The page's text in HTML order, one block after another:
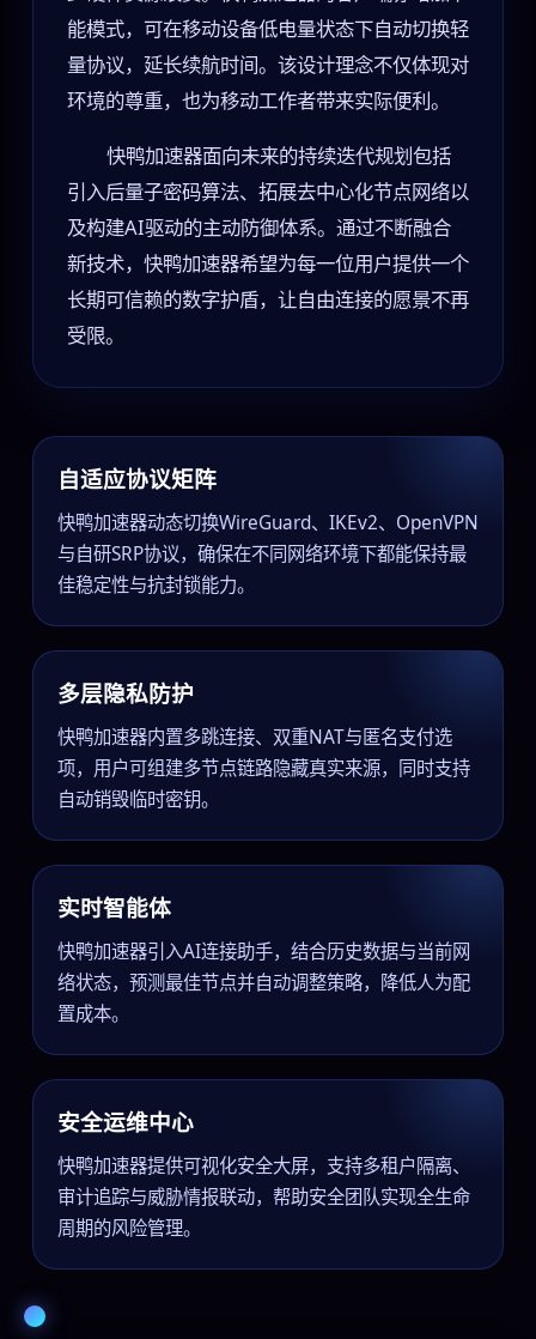
能模式，可在移动设备低电量状态下自动切换轻
量协议，延长续航时间。该设计理念不仅体现对
环境的尊重，也为移动工作者带来实际便利。
快鸭加速器面向未来的持续迭代规划包括
引入后量子密码算法、拓展去中心化节点网络以
及构建AI驱动的主动防御体系。通过不断融合
新技术，快鸭加速器希望为每一位用户提供一个
长期可信赖的数字护盾，让自由连接的愿景不再
受限。
自适应协议矩阵
快鸭加速器动态切换WireGuard、IKEv2、OpenVPN
与自研SRP协议，确保在不同网络环境下都能保持最
佳稳定性与抗封锁能力。
多层隐私防护
快鸭加速器内置多跳连接、双重NAT与匿名支付选
项，用户可组建多节点链路隐藏真实来源，同时支持
自动销毁临时密钥。
实时智能体
快鸭加速器引入AI连接助手，结合历史数据与当前网
络状态，预测最佳节点并自动调整策略，降低人为配
置成本。
安全运维中心
快鸭加速器提供可视化安全大屏，支持多租户隔离、
审计追踪与威胁情报联动，帮助安全团队实现全生命
周期的风险管理。